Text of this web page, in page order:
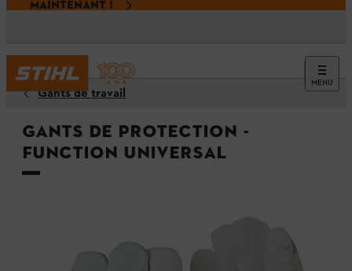
MAINTENANT !
MENU
Gants de travail
Gants de protection -
FUNCTION Universal